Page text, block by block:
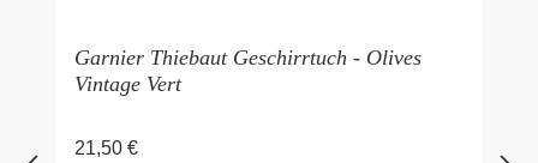
Garnier Thiebaut Geschirrtuch - Olives
Vintage Vert
Regulärer Preis:
21,50 €